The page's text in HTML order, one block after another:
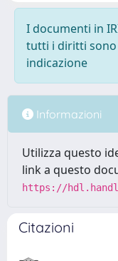
I documenti in
tutti i diritti sono
indicazione
Informazioni
Utilizza questo
link a questo
https://
Citazioni